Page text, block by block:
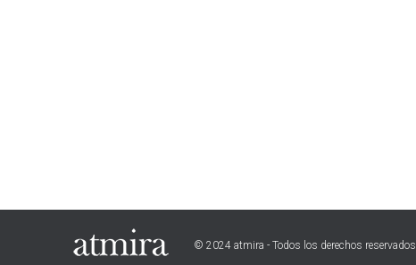
© 2024 atmira - Todos los derechos reservados